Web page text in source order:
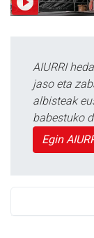
AIURRI
jaso eta
albisteak
babestuko
Egin